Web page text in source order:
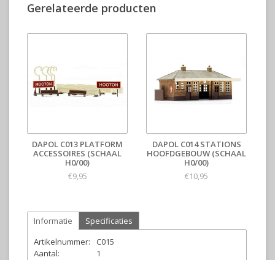
Gerelateerde producten
DAPOL C013 PLATFORM
ACCESSOIRES (SCHAAL
H0/00)
€9,95
DAPOL C014 STATIONS
HOOFDGEBOUW (SCHAAL
H0/00)
€10,95
Informatie
Specificaties
Artikelnummer:
C015
Aantal:
1